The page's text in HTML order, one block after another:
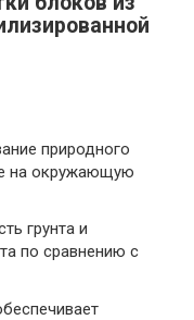
природного
на окружающую
грунта и
по сравнению с